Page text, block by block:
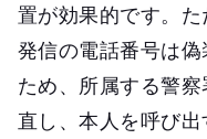
置が効果的です。
発信の電話番号は
ため、所属する警
直し、本人を呼び